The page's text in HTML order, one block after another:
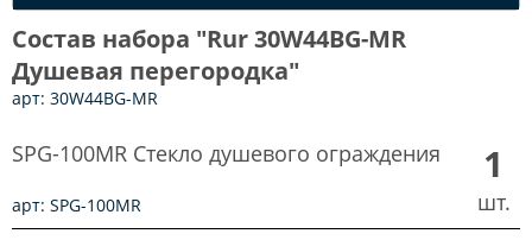
Состав набора "Rur 30W44BG-MR
Душевая перегородка"
арт: 30W44BG-MR
SPG-100MR Стекло душевого ограждения
арт: SPG-100MR
1
шт.